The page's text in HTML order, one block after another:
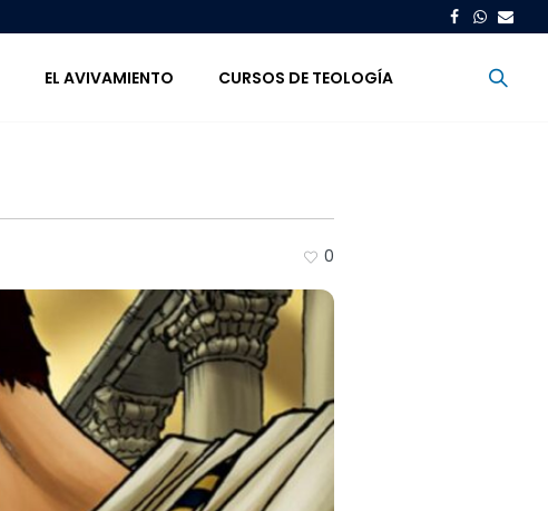
EL AVIVAMIENTO CURSOS DE TEOLOGÍA
0